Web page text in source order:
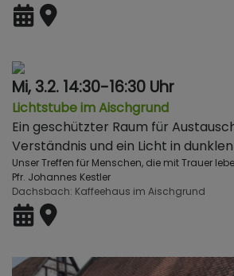
Mi, 3.2. 14:30-16:30 Uhr
Lichtstube im Aischgrund
Ein geschützter Raum für
Verständnis und ein Licht in
Unser Treffen für Menschen, die mit Trauer
Pfr. Johannes Kestler
Dachsbach Kaffeehaus im Aischgrund